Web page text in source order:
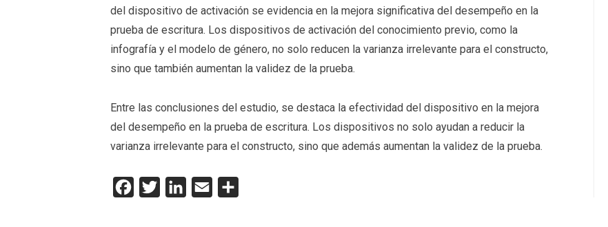
del dispositivo de activación se evidencia en la mejora significativa del desempeño en la
prueba de escritura. Los dispositivos de activación del conocimiento previo, como la
infografía y el modelo de género, no solo reducen la varianza irrelevante para el constructo,
sino que también aumentan la validez de la prueba.
Entre las conclusiones del estudio, se destaca la efectividad del dispositivo en la mejora
del desempeño en la prueba de escritura. Los dispositivos no solo ayudan a reducir la
varianza irrelevante para el constructo, sino que además aumentan la validez de la prueba.
Facebook
Twitter LinkedInEmail